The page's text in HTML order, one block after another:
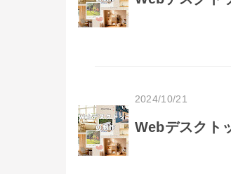
2024/10/21
Webデスクト